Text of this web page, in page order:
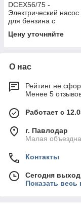
DCEX56/75 -
Электрический
для бензина с
держателем
л/мин
Цену уточняйте
О нас
Рейтинг не
Менее 5
Работает с
г. Павлодар
Малая
Контакты
Сегодня
Показать